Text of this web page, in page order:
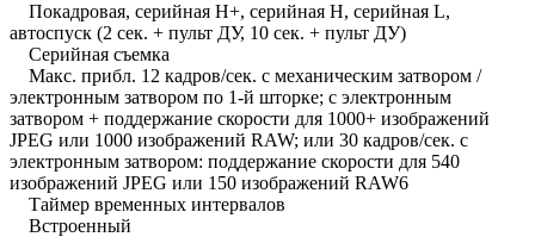
Покадровая, серийная H+, серийная H, серийная L,
автоспуск (2 сек. + пульт ДУ, 10 сек. + пульт ДУ)
Серийная съемка
Макс. прибл. 12 кадров/сек. с механическим затвором /
электронным затвором по 1-й шторке; с электронным
затвором + поддержание скорости для 1000+ изображений
JPEG или 1000 изображений RAW; или 30 кадров/сек. с
электронным затвором: поддержание скорости для 540
изображений JPEG или 150 изображений RAW6
Таймер временных интервалов
Встроенный